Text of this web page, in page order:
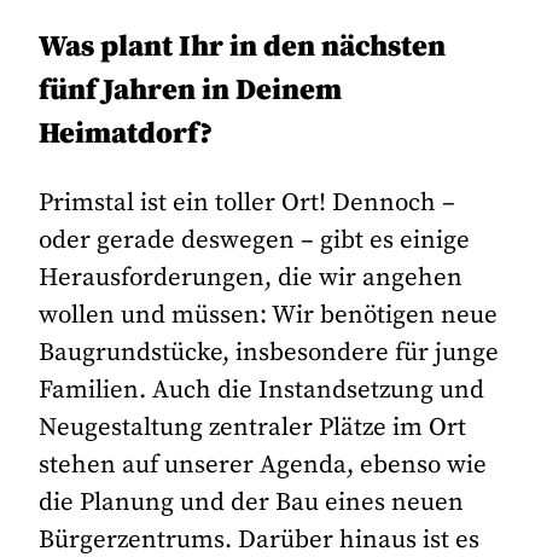
Was plant Ihr in den nächsten
fünf Jahren in Deinem
Heimatdorf?
Primstal ist ein toller Ort! Dennoch –
oder gerade deswegen – gibt es einige
Herausforderungen, die wir angehen
wollen und müssen: Wir benötigen neue
Baugrundstücke, insbesondere für junge
Familien. Auch die Instandsetzung und
Neugestaltung zentraler Plätze im Ort
stehen auf unserer Agenda, ebenso wie
die Planung und der Bau eines neuen
Bürgerzentrums. Darüber hinaus ist es